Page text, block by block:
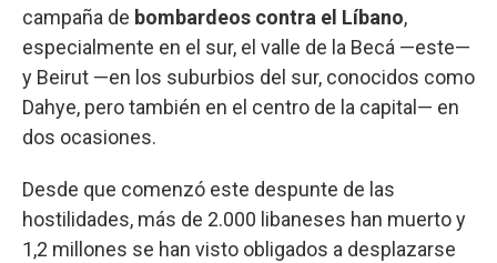
campaña de bombardeos contra el Líbano,
especialmente en el sur, el valle de la Becá —este—
y Beirut —en los suburbios del sur, conocidos como
Dahye, pero también en el centro de la capital— en
dos ocasiones.
Desde que comenzó este despunte de las
hostilidades, más de 2.000 libaneses han muerto y
1,2 millones se han visto obligados a desplazarse